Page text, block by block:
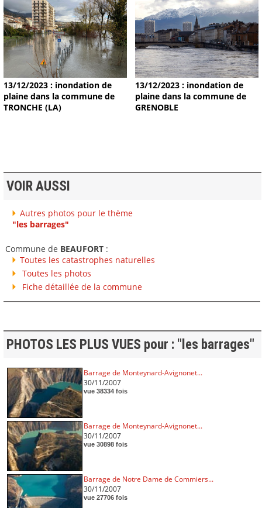
13/12/2023 : inondation de
plaine dans la commune de
TRONCHE (LA)
13/12/2023 : inondation de
plaine dans la commune de
GRENOBLE
VOIR AUSSI
Autres photos pour le thème
"les barrages"
Commune de BEAUFORT:
Toutes les catastrophes naturelles
Toutes les photos
Fiche détaillée de la commune
PHOTOS LES PLUS VUES pour : "les barrages"
Barrage de Monteynard-Avignonet...
30/11/2007
vue 38334 fois
Barrage de Monteynard-Avignonet...
30/11/2007
vue 30898 fois
Barrage de Notre Dame de Commiers...
30/11/2007
vue 27706 fois